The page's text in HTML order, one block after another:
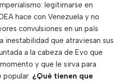
legitimarse en
hace con Venezuela y no
convulsiones en un país
inestabilidad que atraviesan sus
a la cabeza de Evo que
y que le sirva para
popular. ¿Qué tienen que